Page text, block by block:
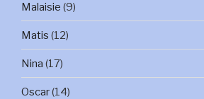
Malaisie (9)
Matis (12)
Nina (17)
Oscar(14)